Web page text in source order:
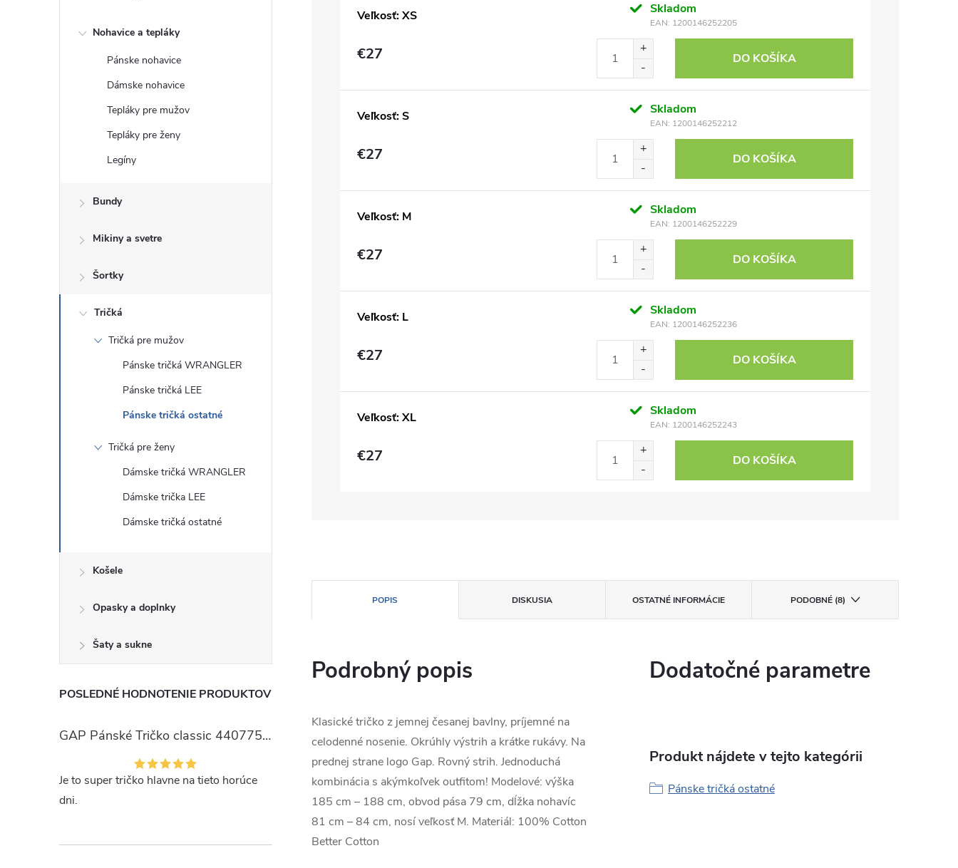
Nohavice a tepláky
Pánske nohavice
Dámske nohavice
Tepláky pre mužov
Tepláky pre ženy
Legíny
Bundy
Mikiny a svetre
Šortky
Tričká
Tričká pre mužov
Pánske tričká WRANGLER
Pánske tričká LEE
Pánske tričká ostatné
Tričká pre ženy
Dámske tričká WRANGLER
Dámske trička LEE
Dámske tričká ostatné
Košele
Opasky a doplnky
Šaty a sukne
POSLEDNÉ HODNOTENIE PRODUKTOV
GAP Pánské Tričko classic 440775-00
Je to super tričko hlavne na tieto horúce
dni.
Veľkosť: XS Skladom
EAN: 1200146252205
€27 DO KOŠÍKA
Veľkosť: S Skladom
EAN: 1200146252212
€27 DO KOŠÍKA
Veľkosť: M Skladom
EAN: 1200146252229
€27 DO KOŠÍKA
Veľkosť: L Skladom
EAN: 1200146252236
€27 DO KOŠÍKA
Veľkosť: XL Skladom
EAN: 1200146252243
€27 DO KOŠÍKA
POPIS DISKUSIA OSTATNÉ INFORMÁCIE PODOBNÉ (8)
Podrobný popis
Klasické tričko z jemnej česanej bavlny, príjemné na
celodenné nosenie. Okrúhly výstrih a krátke rukávy. Na
prednej strane logo Gap. Rovný strih. Jednoduchá
kombinácia s akýmkoľvek outfitom! Modelové: výška
185 cm – 188 cm, obvod pása 79 cm, dĺžka nohavíc
81 cm – 84 cm, nosí veľkosť M. Materiál: 100% Cotton
Better Cotton
Dodatočné parametre
Produkt nájdete v tejto kategórii
Pánske tričká ostatné